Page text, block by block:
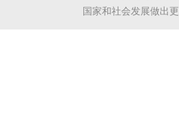
国家和社会发展做出更